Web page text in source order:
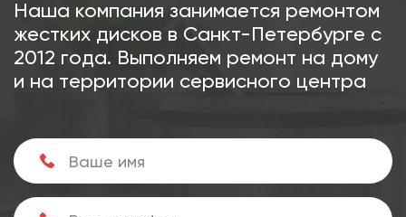
Наша компания занимается ремонтом
жестких дисков в Санкт-Петербурге с
2012 года. Выполняем ремонт на дому
и на территории сервисного центра